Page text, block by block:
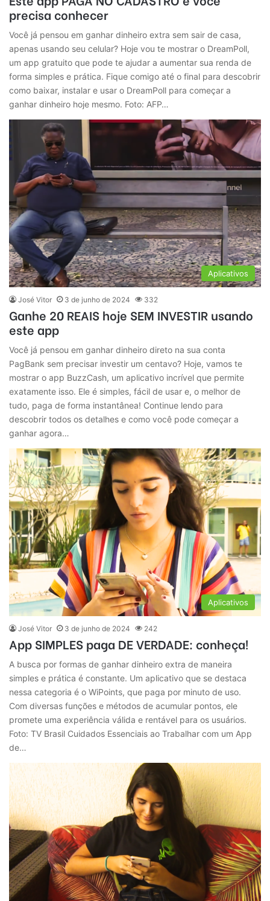
precisa conhecer
Você já pensou em ganhar dinheiro extra sem sair de casa,
apenas usando seu celular? Hoje vou te mostrar o DreamPoll,
um app gratuito que pode te ajudar a aumentar sua renda de
forma simples e prática. Fique comigo até o final para descobrir
como baixar, instalar e usar o DreamPoll para começar a
ganhar dinheiro hoje mesmo. Foto: AFP…
Aplicativos
José Vitor 3 de junho de 2024 332
Ganhe 20 REAIS hoje SEM INVESTIR usando
este app
Você já pensou em ganhar dinheiro direto na sua conta
PagBank sem precisar investir um centavo? Hoje, vamos te
mostrar o app BuzzCash, um aplicativo incrível que permite
exatamente isso. Ele é simples, fácil de usar e, o melhor de
tudo, paga de forma instantânea! Continue lendo para
descobrir todos os detalhes e como você pode começar a
ganhar agora…
Aplicativos
José Vitor 3 de junho de 2024 242
App SIMPLES paga DE VERDADE: conheça!
A busca por formas de ganhar dinheiro extra de maneira
simples e prática é constante. Um aplicativo que se destaca
nessa categoria é o WiPoints, que paga por minuto de uso.
Com diversas funções e métodos de acumular pontos, ele
promete uma experiência válida e rentável para os usuários.
Foto: TV Brasil Cuidados Essenciais ao Trabalhar com um App
de…